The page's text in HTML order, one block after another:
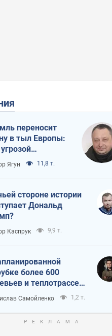
переносит
в тыл Европы:
Ягун 11,8 т.
стороне истории
Дональд
Каспрук 9,9 т.
более 600
и теплотрассе:
на
в Киеве
Самойленко 1,2 т.